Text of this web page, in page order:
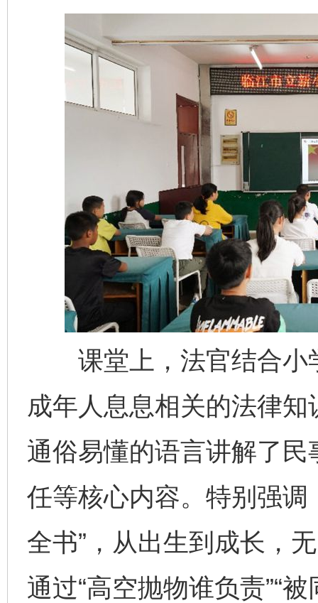
课堂上，法官结合小
成年人息息相关的法律
通俗易懂的语言讲解了
任等核心内容。特别强调
全书”，从出生到成长，
通过“高空抛物谁负责”“